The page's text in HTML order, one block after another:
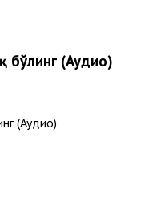
бўлинг (Аудио)